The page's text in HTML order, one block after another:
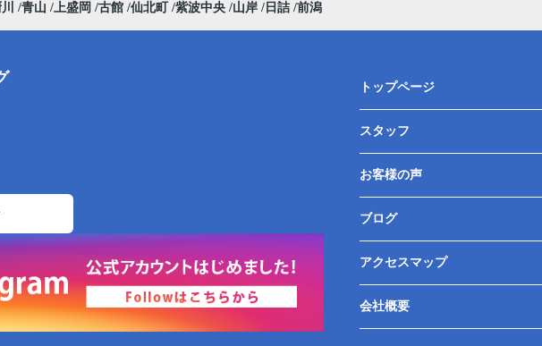
青山 上盛岡 古館 仙北町 紫波中央 山岸 日詰 前潟
トップページ
スタッフ
お客様の声
ブログ
アクセスマップ
会社概要